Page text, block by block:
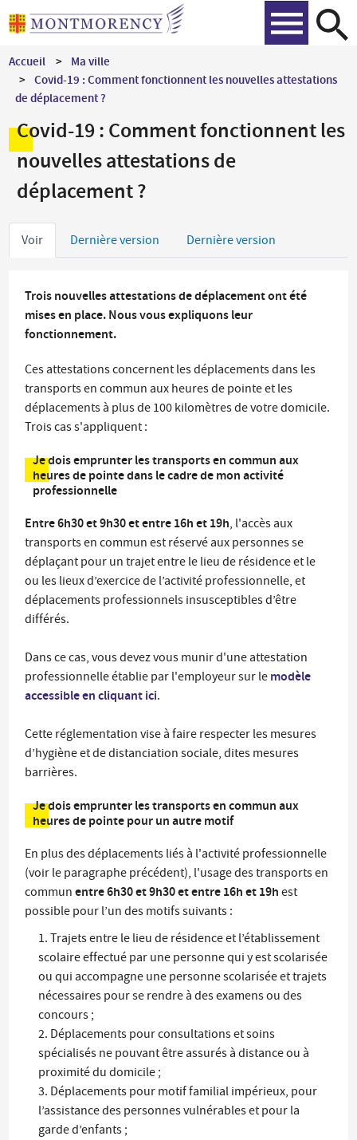
Aller
au
Accueil
Ma ville
Covid-19 : Comment fonctionnent les nouvelles attestations
de déplacement ?
Covid-19 : Comment fonctionnent les
nouvelles attestations de
déplacement ?
Onglets
Voir Dernière version Dernière version
Trois nouvelles attestations de déplacement ont été
mises en place. Nous vous expliquons leur
fonctionnement.
Ces attestations concernent les déplacements dans les
transports en commun aux heures de pointe et les
déplacements à plus de 100 kilomètres de votre domicile.
Trois cas s'appliquent :
Je dois emprunter les transports en commun aux
heures de pointe dans le cadre de mon activité
professionnelle
Entre 6h30 et 9h30 et entre 16h et 19h, l'accès aux
transports en commun est réservé aux personnes se
déplaçant pour un trajet entre le lieu de résidence et le
ou les lieux d’exercice de l’activité professionnelle, et
déplacements professionnels insusceptibles d’être
différés.
Dans ce cas, vous devez vous munir d'une attestation
professionnelle établie par l'employeur sur le modèle
accessible en cliquant ici.
Cette réglementation vise à faire respecter les mesures
d’hygiène et de distanciation sociale, dites mesures
barrières.
Je dois emprunter les transports en commun aux
heures de pointe pour un autre motif
En plus des déplacements liés à l'activité professionnelle
(voir le paragraphe précédent), l'usage des transports en
communentre 6h30 et 9h30 et entre 16h et 19h est
possible pour l’un des motifs suivants :
Trajets entre le lieu de résidence et l’établissement
scolaire effectué par une personne qui y est scolarisée
ou qui accompagne une personne scolarisée et trajets
nécessaires pour se rendre à des examens ou des
concours ;
Déplacements pour consultations et soins
spécialisés ne pouvant être assurés à distance ou à
proximité du domicile ;
Déplacements pour motif familial impérieux, pour
l’assistance des personnes vulnérables et pour la
garde d’enfants ;